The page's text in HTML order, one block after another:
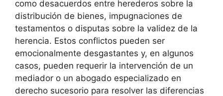
como desacuerdos entre herederos sobre la
distribución de bienes, impugnaciones de
testamentos o disputas sobre la validez de la
herencia. Estos conflictos pueden ser
emocionalmente desgastantes y, en algunos
casos, pueden requerir la intervención de un
mediador o un abogado especializado en
derecho sucesorio para resolver las diferencias